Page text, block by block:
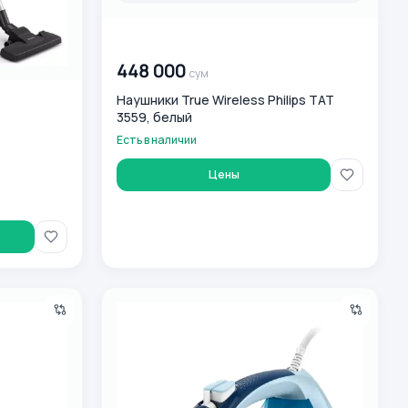
448 000 сум
Наушники True Wireless Philips TAT
3559, белый
Есть в наличии
Цены